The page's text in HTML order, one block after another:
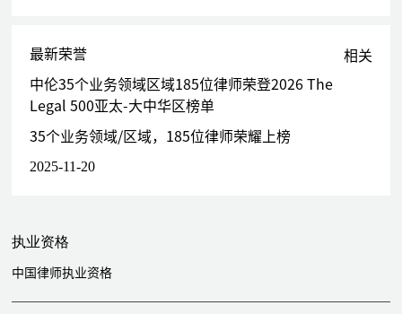
代理某国资信托有限公司处理其与某知名房地产公司公证债权文
书强制执行案件、实现担保物权纠纷案件，为其实现债权设计整
体方案，案涉标的金额超33亿元
代理某数据中心提起执行异议之诉，异议标的涉及其经营数据中
心的全部资产
代理志成（香港）有限公司与广州名盛置业间商品房买卖合同纠
纷案件，包括代理香港仲裁裁决在内地的认可和执行案，不予执
最新荣誉 相关
中伦35个业务领域区域185位律师荣登2026 The
Legal 500亚太-大中华区榜单
35个业务领域/区域，185位律师荣耀上榜
2025-11-20
执业资格
中国律师执业资格